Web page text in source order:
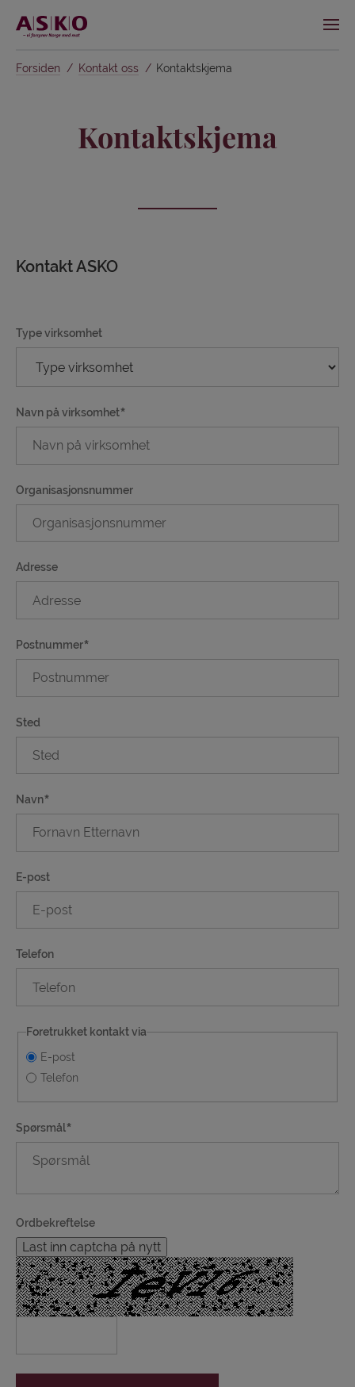
Forsiden Kontakt oss Kontaktskjema
Kontaktskjema
Kontakt ASKO
Type virksomhet
Navn på virksomhet
Organisasjonsnummer
Adresse
Postnummer
Sted
Navn
E-post
Telefon
Foretrukket kontakt via
E-post
Telefon
Spørsmål
Ordbekreftelse
Last inn captcha på nytt